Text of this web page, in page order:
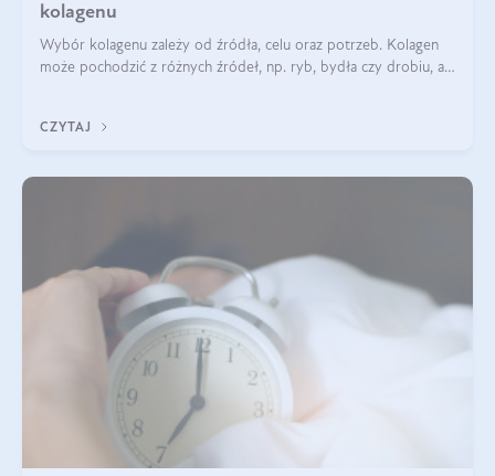
kolagenu
Wybór kolagenu zależy od źródła, celu oraz potrzeb. Kolagen
może pochodzić z różnych źródeł, np. ryb, bydła czy drobiu, a
bydlęcy.
CZYTAJ